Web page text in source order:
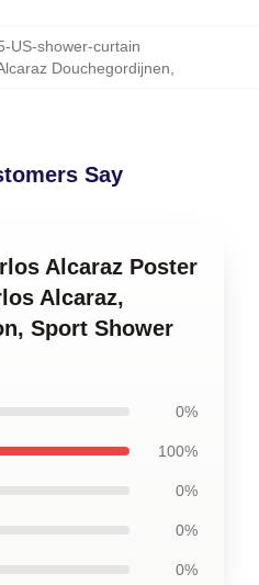
US-shower-curtain
Douchegordijnen
Say
Alcaraz Poster
Alcaraz,
Sport Shower
0%
100%
0%
0%
0%